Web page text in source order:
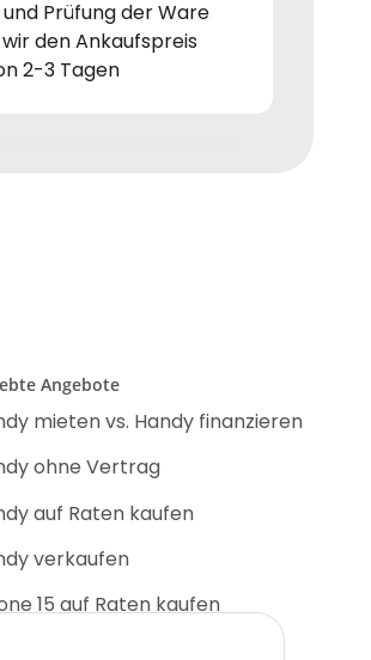
Prüfung der Ware
den Ankaufspreis
2-3 Tagen
Angebote
mieten vs. Handy finanzieren
ohne Vertrag
auf Raten kaufen
verkaufen
15 auf Raten kaufen